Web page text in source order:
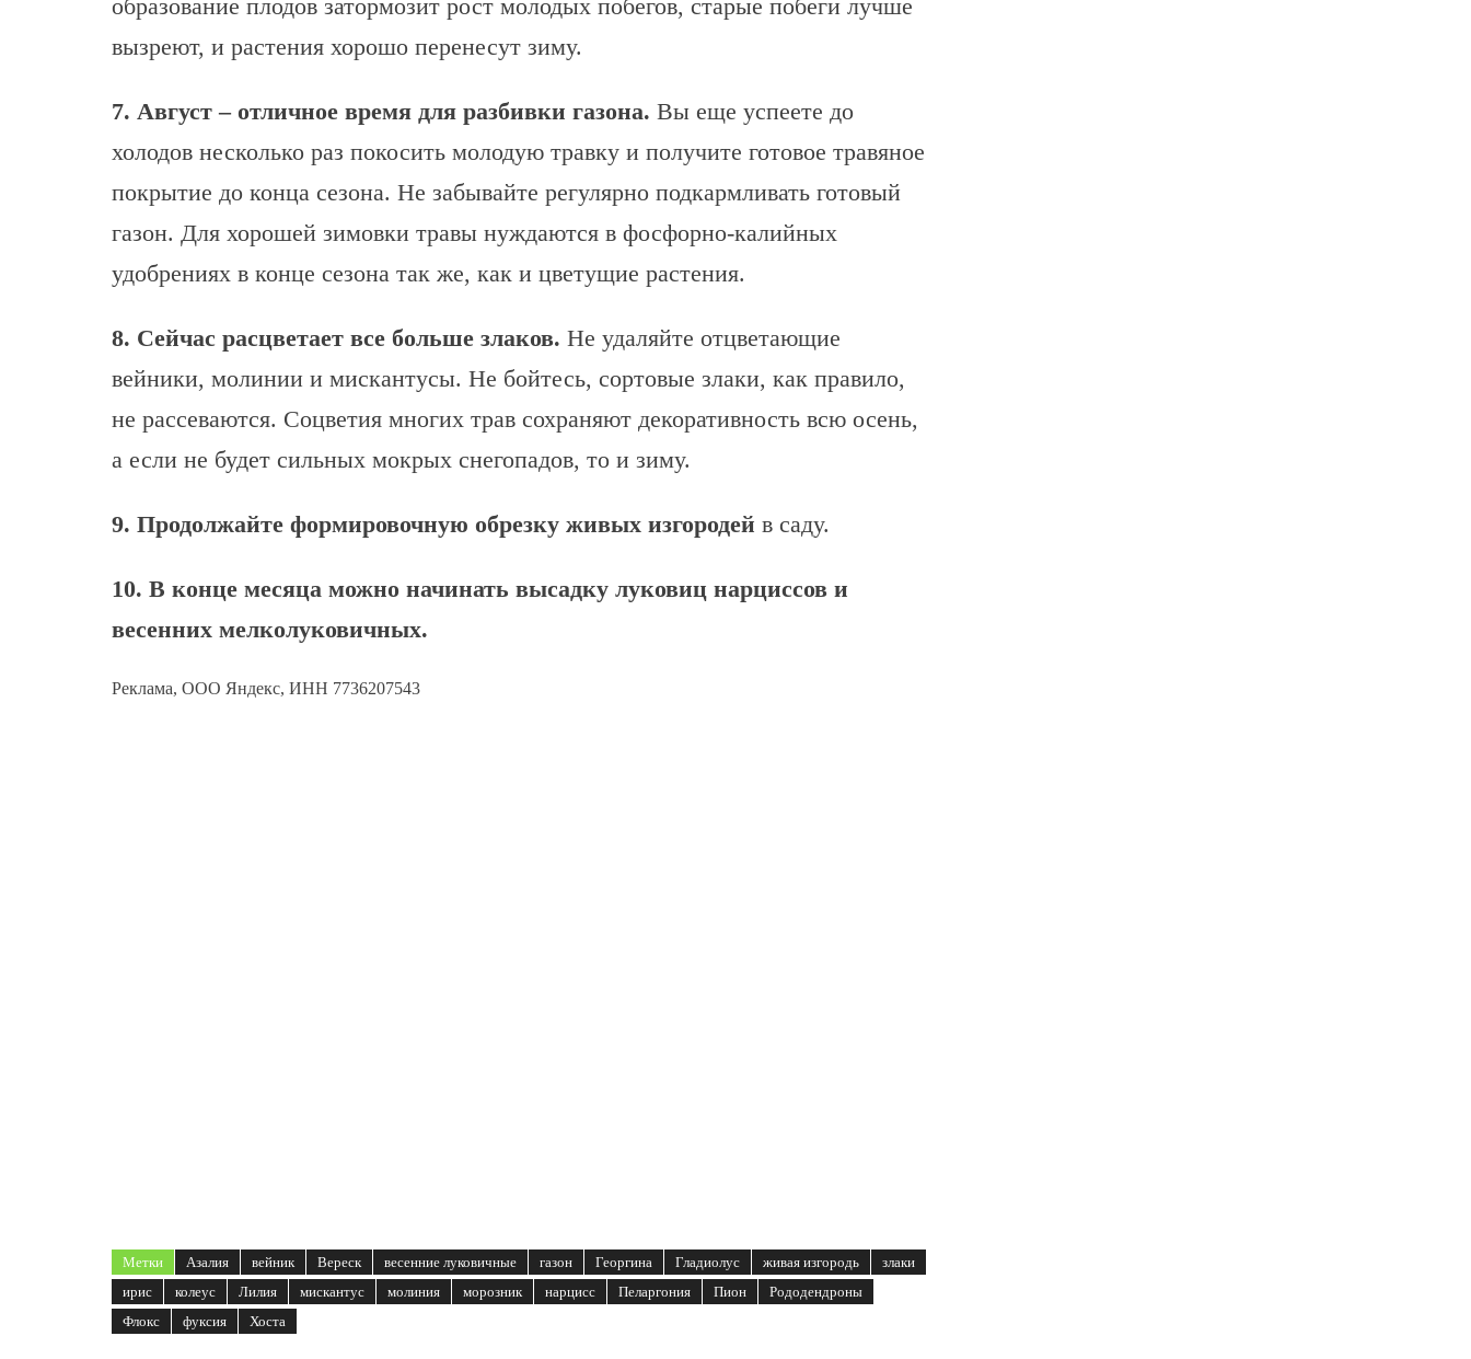
образование плодов затормозит рост молодых побегов, старые побеги лучше
вызреют, и растения хорошо перенесут зиму.
7. Август – отличное время для разбивки газона. Вы еще успеете до
холодов несколько раз покосить молодую травку и получите готовое травяное
покрытие до конца сезона. Не забывайте регулярно подкармливать готовый
газон. Для хорошей зимовки травы нуждаются в фосфорно-калийных
удобрениях в конце сезона так же, как и цветущие растения.
8. Сейчас расцветает все больше злаков. Не удаляйте отцветающие
вейники, молинии и мискантусы. Не бойтесь, сортовые злаки, как правило,
не рассеваются. Соцветия многих трав сохраняют декоративность всю осень,
а если не будет сильных мокрых снегопадов, то и зиму.
9. Продолжайте формировочную обрезку живых изгородей в саду.
10. В конце месяца можно начинать высадку луковиц нарциссов и
весенних мелколуковичных.
Реклама, ООО Яндекс, ИНН 7736207543
Метки Азалия вейник Вереск весенние луковичные газон Георгина Гладиолус живая изгородь
злаки
ирис
колеус Лилия мискантус молиния морозник нарцисс Пеларгония Пион
Рододендроны
Флокс
фуксия Хоста